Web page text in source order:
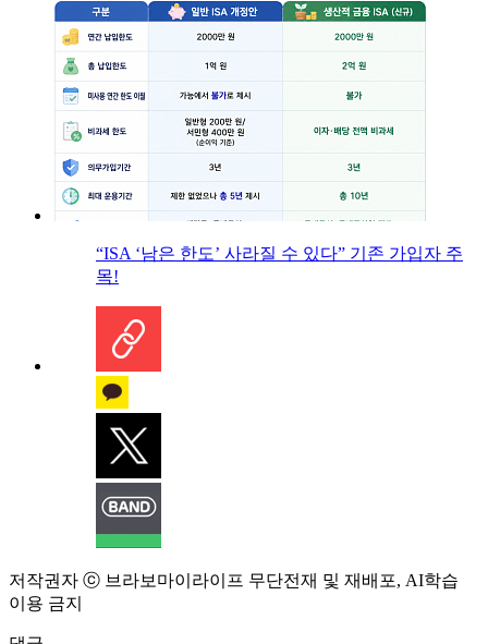
“ISA ‘남은 한도’ 사라질 수 있다” 기존 가입자 주
목!
저작권자 ⓒ 브라보마이라이프 무단전재 및 재배포, AI학습
이용 금지